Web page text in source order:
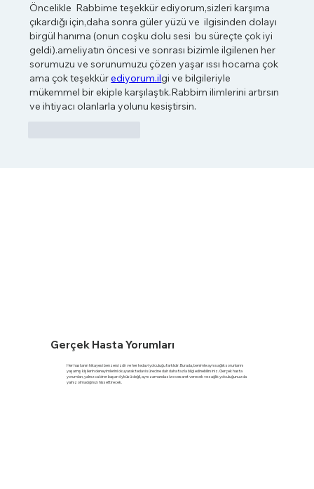
Gerçek Hasta Yorumları
Her hastanın hikayesi benzersizdir ve her tedavi yolculuğu farklıdır. Burada, benimle aynı sağlık sorunlarını
yaşamış kişilerin deneyimlerini okuyarak tedavi sürecine dair daha fazla bilgi edinebilirsiniz. Gerçek hasta
yorumları, yalnızca birer başarı öyküsü değil, aynı zamanda size cesaret verecek ve sağlık yolculuğunuzda
yalnız olmadığınızı hissettirecek.
Öncelikle  Rabbime teşekkür ediyorum,sizleri karşıma
çıkardığı için,daha sonra güler yüzü ve  ilgisinden dolayı
birgül hanıma (onun coşku dolu sesi  bu süreçte çok iyi
geldi).ameliyatın öncesi ve sonrası bizimle ilgilenen her
sorumuzu ve sorunumuzu çözen yaşar ıssı hocama çok
ama çok teşekkür ediyorum.ilgi ve bilgileriyle
mükemmel bir ekiple karşılaştık.Rabbim ilimlerini artırsın
ve ihtiyacı olanlarla yolunu kesiştirsin.